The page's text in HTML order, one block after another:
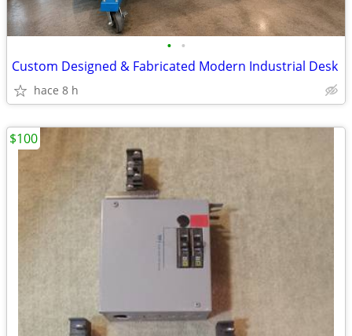
• •
Custom Designed & Fabricated Modern Industrial Desk
hace 8 h
$100